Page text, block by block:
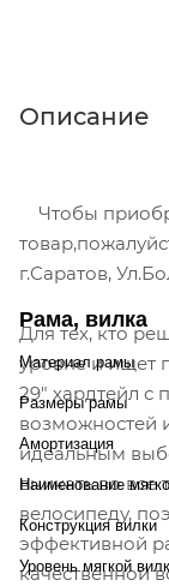
Описание
Чтобы
г.Саратов,
Для тех, кто
уровне и ищет
29" хардтейл
возможностей
идеальным
вникать во все
велосипеду,
эффективной
качественной
Рама, вилка
Материал рамы
Размеры рамы
Амортизация
Наименование
Конструкция вилки
Уровень мягкой